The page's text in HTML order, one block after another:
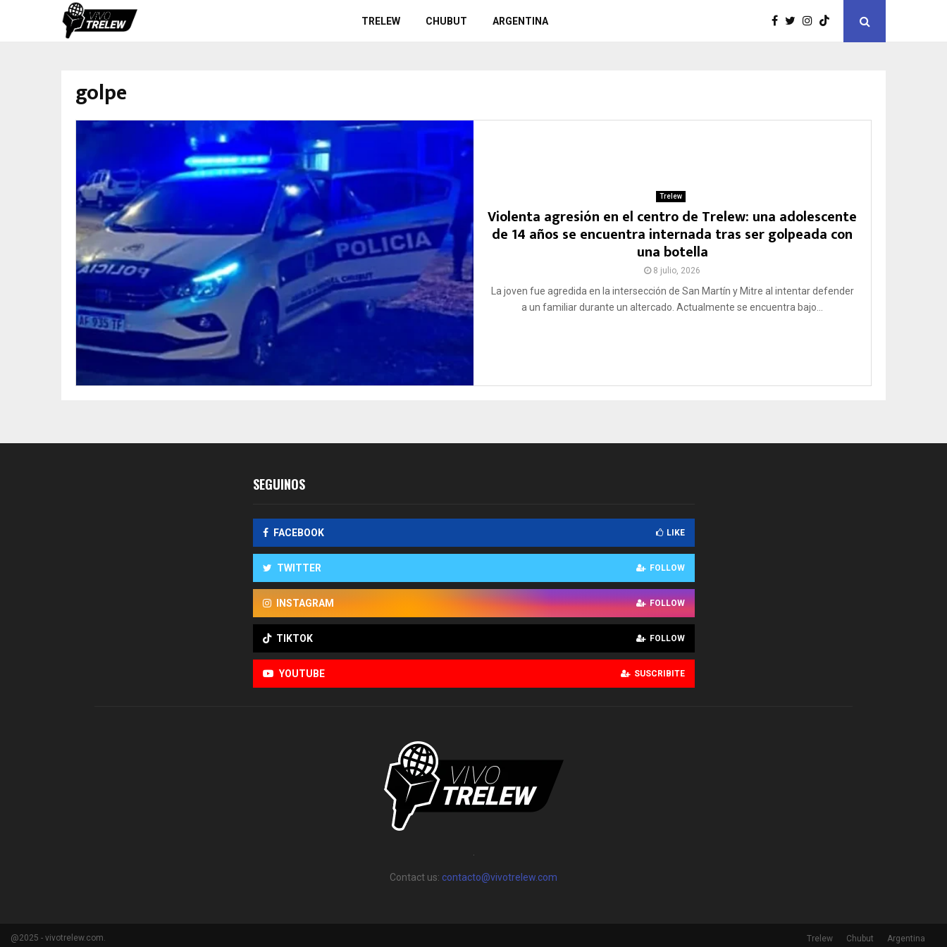
TRELEW CHUBUT ARGENTINA
golpe
Trelew
Violenta agresión en el centro de Trelew: una adolescente
de 14 años se encuentra internada tras ser golpeada con
una botella
8 julio, 2026
La joven fue agredida en la intersección de San Martín y Mitre al intentar defender
a un familiar durante un altercado. Actualmente se encuentra bajo...
SEGUINOS
FACEBOOK LIKE
TWITTER FOLLOW
INSTAGRAM FOLLOW
TIKTOK FOLLOW
YOUTUBE SUSCRIBITE
Contact us: contacto@vivotrelew.com
@2025 - vivotrelew.com. Trelew Chubut Argentina